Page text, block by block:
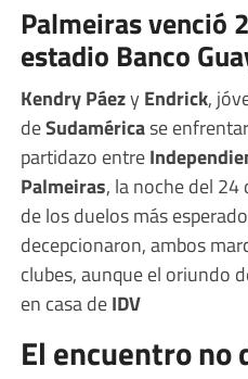
Palmeiras venció
estadio Banco
Kendry Páezy Endrick,
deSudaméricase
partidazo entre
Palmeiras, la noche del
de los duelos más
decepcionaron, ambos
clubes, aunque el oriundo
en casa deIDV
El encuentro no